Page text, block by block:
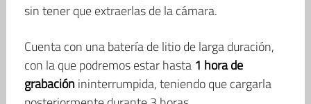
sin tener que extraerlas de la cámara.
Cuenta con una batería de litio de larga duración,
con la que podremos estar hasta 1 hora de
grabaciónininterrumpida, teniendo que cargarla